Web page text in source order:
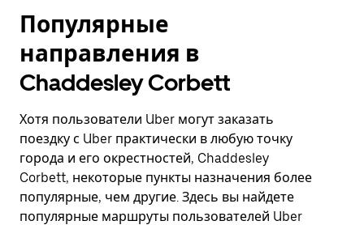
Популярные
направления в
Chaddesley Corbett
Хотя пользователи Uber могут заказать
поездку с Uber практически в любую точку
города и его окрестностей, Chaddesley
Corbett, некоторые пункты назначения более
популярные, чем другие. Здесь вы найдете
популярные маршруты пользователей Uber